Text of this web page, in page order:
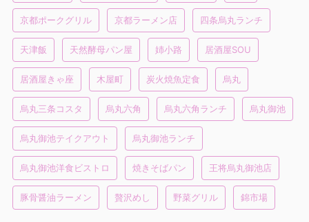
京都ポークグリル 京都ラーメン店 四条烏丸ランチ
天津飯 天然酵母パン屋 姉小路 居酒屋SOU
居酒屋きゃ座 木屋町 炭火焼魚定食 烏丸
烏丸三条コスタ 烏丸六角 烏丸六角ランチ 烏丸御池
烏丸御池テイクアウト 烏丸御池ランチ
烏丸御池洋食ビストロ 焼きそばパン 王将烏丸御池店
豚骨醤油ラーメン 贅沢めし 野菜グリル 錦市場